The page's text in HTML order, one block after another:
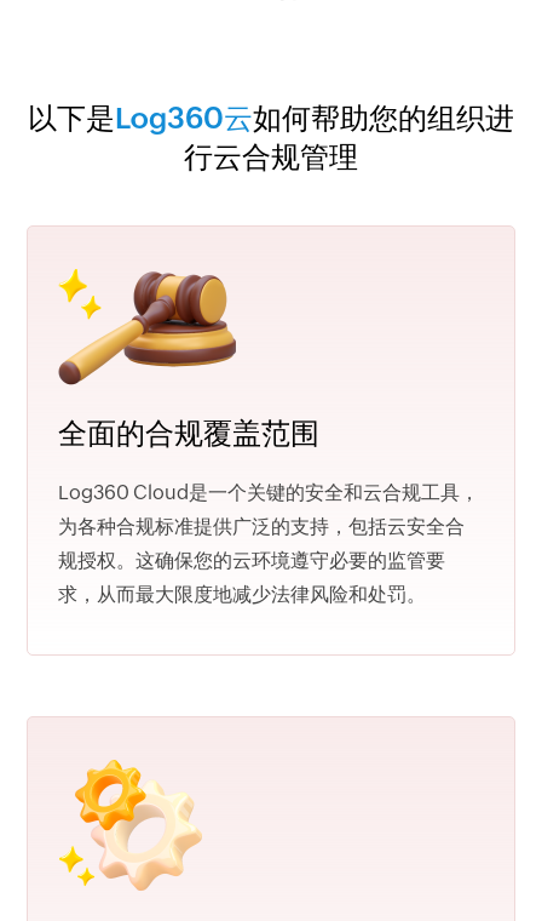
以下是Log360云如何帮助您的组织进
行云合规管理
全面的合规覆盖范围
Log360 Cloud是一个关键的安全和云合规工具，
为各种合规标准提供广泛的支持，包括云安全合
规授权。这确保您的云环境遵守必要的监管要
求，从而最大限度地减少法律风险和处罚。